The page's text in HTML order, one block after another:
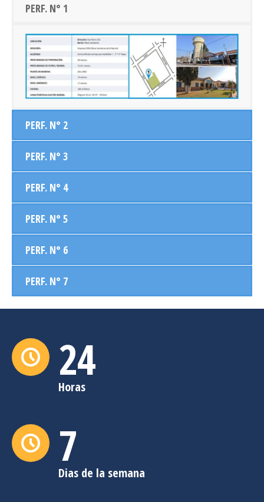
PERF. N° 1
PERF. N° 2
PERF. N° 3
PERF. N° 4
PERF. N° 5
PERF. N° 6
PERF. N° 7
24
Horas
7
Dias de la semana